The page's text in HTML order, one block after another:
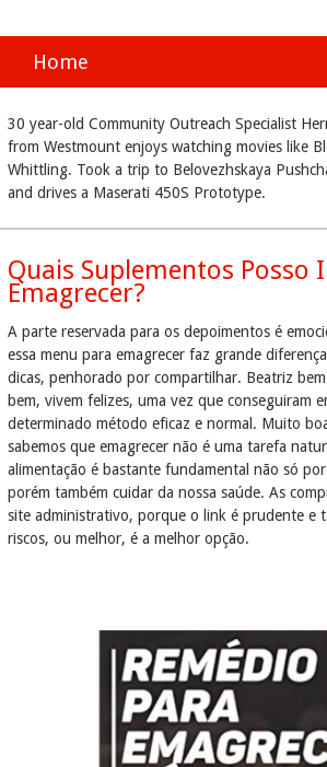
Home
30 year-old Community Outreach Specialist
from Westmount enjoys watching movies like
Whittling. Took a trip to Belovezhskaya
and drives a Maserati 450S Prototype.
Quais Suplementos Posso
Emagrecer?
A parte reservada para os depoimentos é
essa menu para emagrecer faz grande
dicas, penhorado por compartilhar. Beatriz
bem, vivem felizes, uma vez que conseguiram
determinado método eficaz e normal. Muito
sabemos que emagrecer não é uma tarefa
alimentação é bastante fundamental não só
porém também cuidar da nossa saúde. As
site administrativo, porque o link é prudente e
riscos, ou melhor, é a melhor opção.